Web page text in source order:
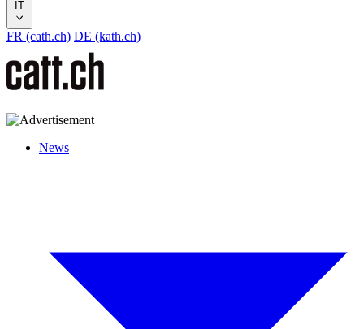
IT
FR (cath.ch) DE (kath.ch)
News